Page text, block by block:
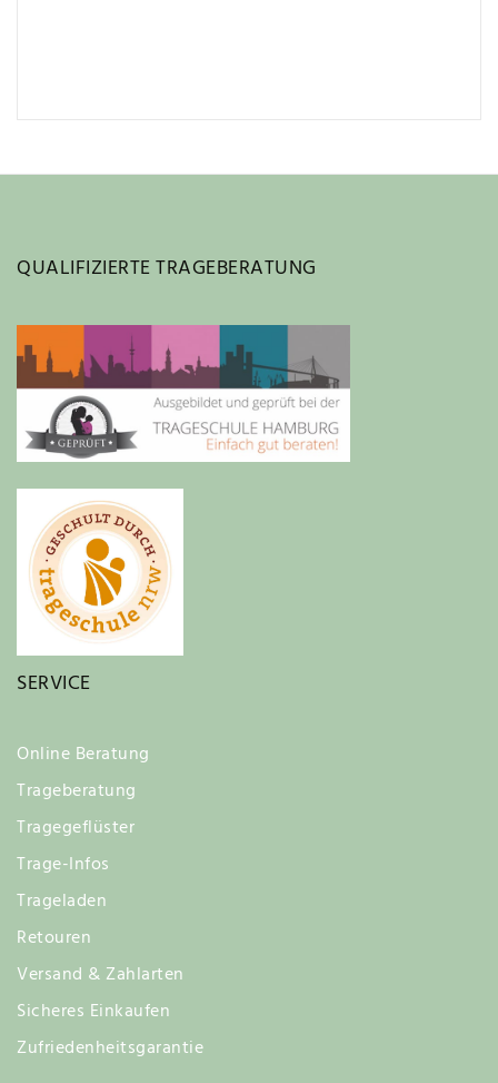
QUALIFIZIERTE TRAGEBERATUNG
SERVICE
Online Beratung
Trageberatung
Tragegeflüster
Trage-Infos
Trageladen
Retouren
Versand & Zahlarten
Sicheres Einkaufen
Zufriedenheitsgarantie